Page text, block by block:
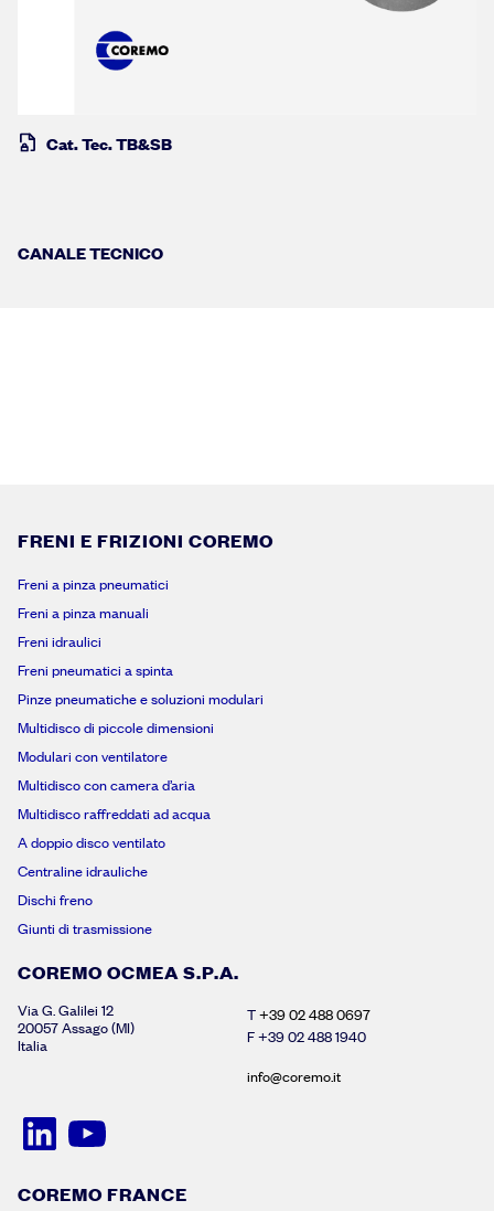
Cat. Tec. TB&SB
CANALE TECNICO
FRENI E FRIZIONI COREMO
Freni a pinza pneumatici
Freni a pinza manuali
Freni idraulici
Freni pneumatici a spinta
Pinze pneumatiche e soluzioni modulari
Multidisco di piccole dimensioni
Modulari con ventilatore
Multidisco con camera d’aria
Multidisco raffreddati ad acqua
A doppio disco ventilato
Centraline idrauliche
Dischi freno
Giunti di trasmissione
COREMO OCMEA S.P.A.
Via G. Galilei 12
20057 Assago (MI)
Italia
T+39 02 488 0697
F +39 02 488 1940
info@coremo.it
COREMO FRANCE